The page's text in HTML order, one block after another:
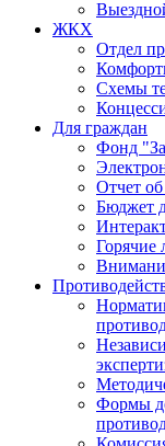
ЖКХ
Отдел
Схемы
Для граждан
Фонд
Отчет
Бюджет
Горячие
Формы